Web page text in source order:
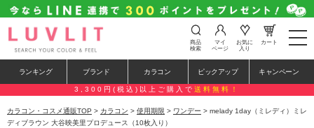
t
o
e
n
a
商品
検索
マイ
ページ
お気に
入り
カート
ランキング ブランド カラコン ピックアップ キャンペーン
3,300円(税込)以上ご購入で 送料無料！
カラコン・コスメ通販TOP > カラコン > 使用期限 > ワンデー > melady 1day（ミレディ）ミレ
ディブラウン 大谷映美里プロデュース（10枚入り）